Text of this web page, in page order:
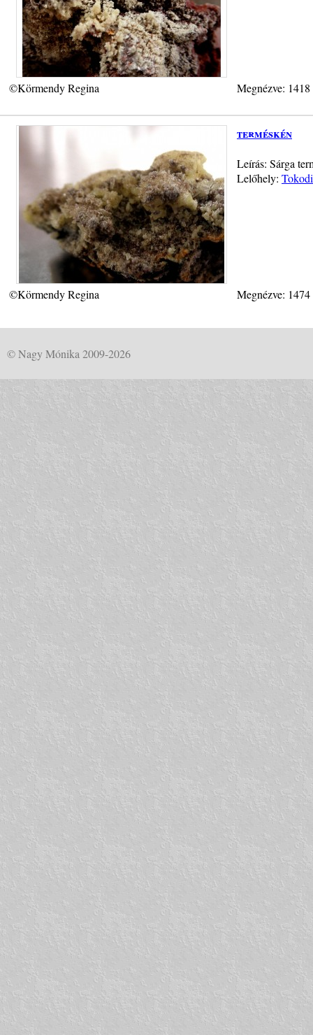
©Körmendy Regina Megnézve:
terméskén
Leírás: Sárga
Lelőhely:
©Körmendy Regina Megnézve:
© Nagy Mónika 2009-2026